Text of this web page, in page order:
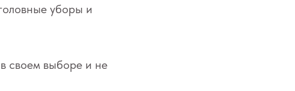
уборы и
своем выборе и не